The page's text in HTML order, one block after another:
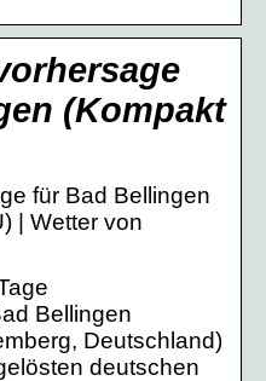
(Kompakt
für Bad Bellingen
| Wetter von
Bellingen
Deutschland)
deutschen